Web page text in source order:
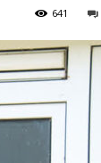
641